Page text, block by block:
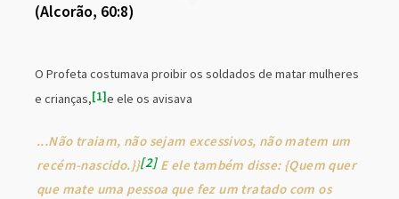
(Alcorão, 60:8)
O Profeta costumava proibir os soldados de matar mulheres
e crianças, 1 e ele os avisava
...Não traiam, não sejam excessivos, não matem um
recém-nascido.}} 2 E ele também disse: {Quem quer
que mate uma pessoa que fez um tratado com os